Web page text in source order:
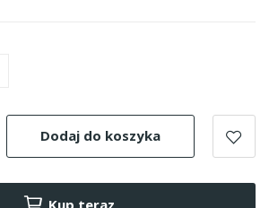
Dodaj do koszyka
Kup teraz